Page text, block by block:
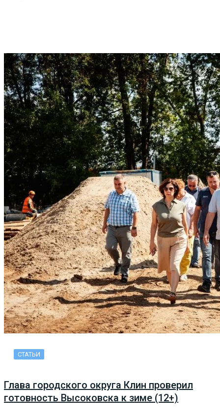
СТАТЬИ
Глава городского округа Клин проверил
готовность Высоковска к зиме (12+)